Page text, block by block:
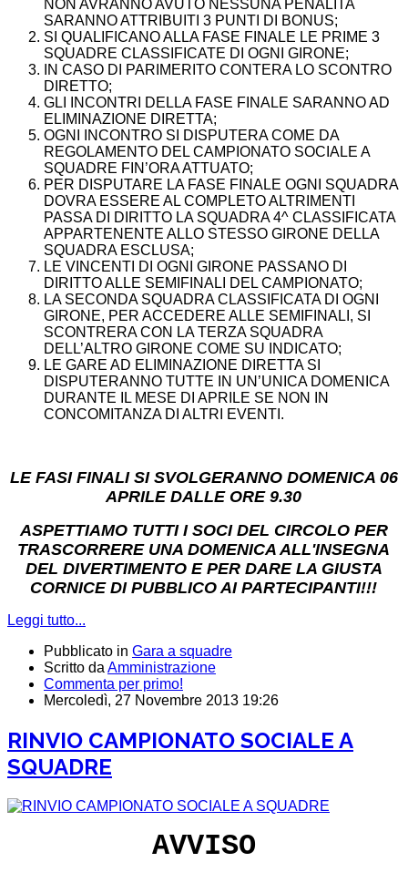
NON AVRANNO AVUTO NESSUNA PENALITA
SARANNO ATTRIBUITI 3 PUNTI DI BONUS;
SI QUALIFICANO ALLA FASE FINALE LE PRIME 3
SQUADRE CLASSIFICATE DI OGNI GIRONE;
IN CASO DI PARIMERITO CONTERA LO SCONTRO
DIRETTO;
GLI INCONTRI DELLA FASE FINALE SARANNO AD
ELIMINAZIONE DIRETTA;
OGNI INCONTRO SI DISPUTERA COME DA
REGOLAMENTO DEL CAMPIONATO SOCIALE A
SQUADRE FIN’ORA ATTUATO;
PER DISPUTARE LA FASE FINALE OGNI SQUADRA
DOVRA ESSERE AL COMPLETO ALTRIMENTI
PASSA DI DIRITTO LA SQUADRA 4^ CLASSIFICATA
APPARTENENTE ALLO STESSO GIRONE DELLA
SQUADRA ESCLUSA;
LE VINCENTI DI OGNI GIRONE PASSANO DI
DIRITTO ALLE SEMIFINALI DEL CAMPIONATO;
LA SECONDA SQUADRA CLASSIFICATA DI OGNI
GIRONE, PER ACCEDERE ALLE SEMIFINALI, SI
SCONTRERA CON LA TERZA SQUADRA
DELL’ALTRO GIRONE COME SU INDICATO;
LE GARE AD ELIMINAZIONE DIRETTA SI
DISPUTERANNO TUTTE IN UN’UNICA DOMENICA
DURANTE IL MESE DI APRILE SE NON IN
CONCOMITANZA DI ALTRI EVENTI.
LE FASI FINALI SI SVOLGERANNO DOMENICA 06
APRILE DALLE ORE 9.30
ASPETTIAMO TUTTI I SOCI DEL CIRCOLO PER
TRASCORRERE UNA DOMENICA ALL'INSEGNA
DEL DIVERTIMENTO E PER DARE LA GIUSTA
CORNICE DI PUBBLICO AI PARTECIPANTI!!!
Leggi tutto...
Pubblicato in Gara a squadre
Scritto da Amministrazione
Commenta per primo!
Mercoledì, 27 Novembre 2013 19:26
RINVIO CAMPIONATO SOCIALE A
SQUADRE
AVVISO